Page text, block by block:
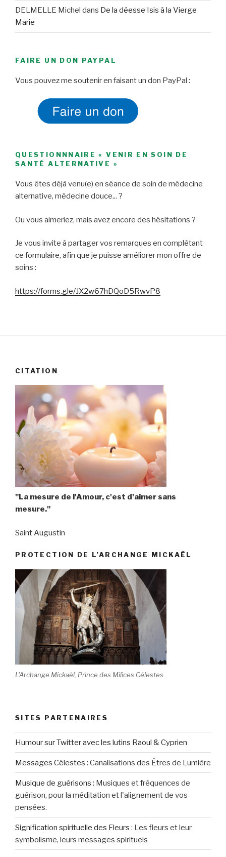
DELMELLE Michel dans De la déesse Isis à la Vierge
Marie
FAIRE UN DON PAYPAL
Vous pouvez me soutenir en faisant un don PayPal :
QUESTIONNNAIRE « VENIR EN SOIN DE
SANTÉ ALTERNATIVE »
Vous êtes déjà venu(e) en séance de soin de médecine
alternative, médecine douce... ?
Ou vous aimeriez, mais avez encore des hésitations ?
Je vous invite à partager vos remarques en complétant
ce formulaire, afin que je puisse améliorer mon offre de
soins :
https://forms.gle/JX2w67hDQoD5RwvP8
CITATION
"La mesure de l'Amour, c'est d'aimer sans
mesure."
Saint Augustin
PROTECTION DE L’ARCHANGE MICKAËL
L'Archange Mickaël, Prince des Milices Célestes
SITES PARTENAIRES
Humour sur Twitter avec les lutins Raoul & Cyprien
Messages Célestes : Canalisations des Êtres de Lumière
Musique de guérisons : Musiques et fréquences de
guérison, pour la méditation et l'alignement de vos
pensées.
Signification spirituelle des Fleurs : Les fleurs et leur
symbolisme, leurs messages spirituels